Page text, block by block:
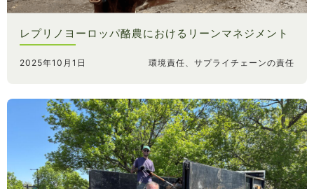
レプリノヨーロッパ酪農におけるリーンマネジメント
2025年10月1日 環境責任、サプライチェーンの責任